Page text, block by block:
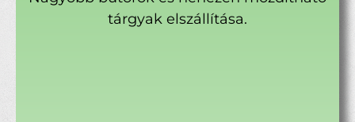
tárgyak elszállítása.